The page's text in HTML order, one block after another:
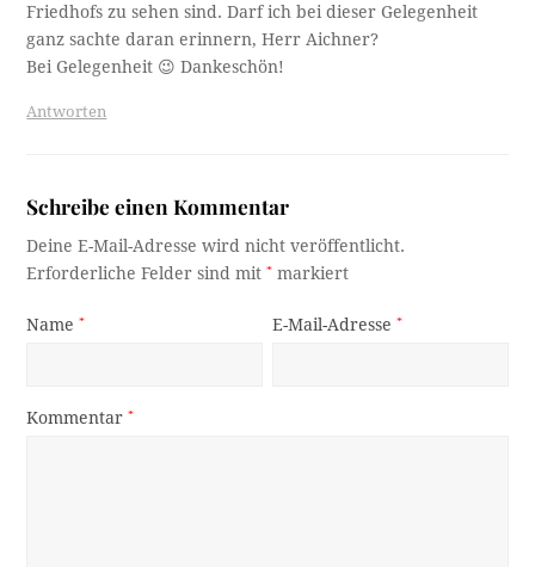
Friedhofs zu sehen sind. Darf ich bei dieser Gelegenheit
ganz sachte daran erinnern, Herr Aichner?
Bei Gelegenheit 😉 Dankeschön!
Antworten
Schreibe einen Kommentar
Deine E-Mail-Adresse wird nicht veröffentlicht.
Erforderliche Felder sind mit* markiert
Name* E-Mail-Adresse*
Kommentar*